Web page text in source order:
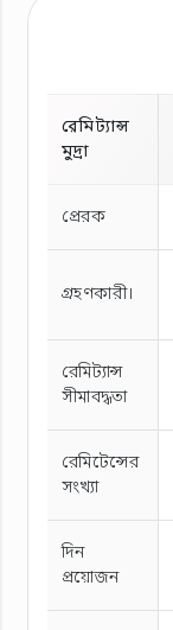
রেমিট্যান্স
মুদ্রা
প্রেরক
গ্রহণকারী।
রেমিট্যান্স
সীমাবদ্ধতা
রেমিটেন্সের
সংখ্যা
দিন
প্রয়োজন